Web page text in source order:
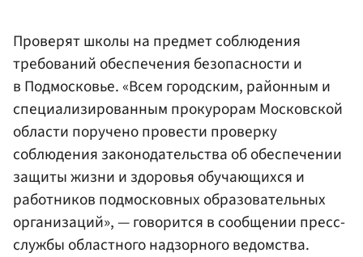
Проверят школы на предмет соблюдения
требований обеспечения безопасности и
в Подмосковье. «Всем городским, районным и
специализированным прокурорам Московской
области поручено провести проверку
соблюдения законодательства об обеспечении
защиты жизни и здоровья обучающихся и
работников подмосковных образовательных
организаций», — говорится в сообщении пресс-
службы областного надзорного ведомства.